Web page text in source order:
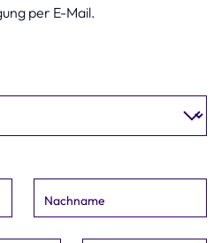
per E-Mail.
Nachname